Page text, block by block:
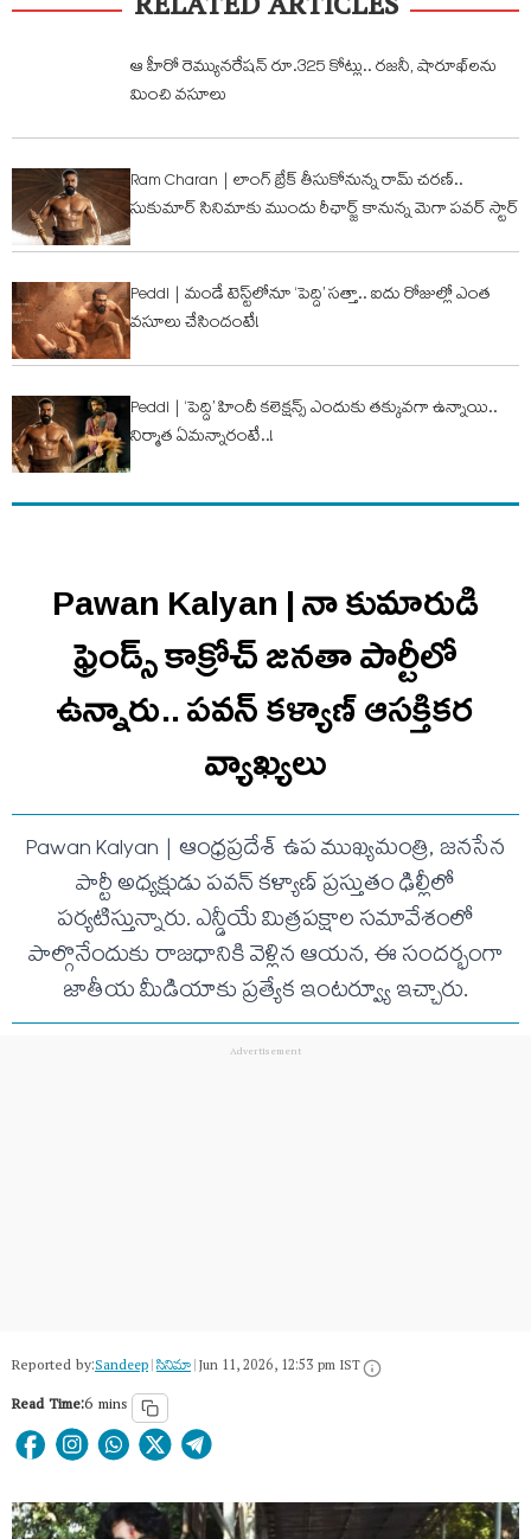
ఆ హీరో రెమ్యునరేషన్ రూ.325 కోట్లు.. రజనీ, షారూఖ్‌లను
మించి వసూలు
Ram Charan | లాంగ్ బ్రేక్ తీసుకోనున్న రామ్ చ‌ర‌ణ్‌..
సుకుమార్ సినిమాకు ముందు రీఛార్జ్ కానున్న మెగా పవర్ స్టార్
Peddi | మండే టెస్ట్‌లోనూ ‘పెద్ది’ సత్తా.. ఐదు రోజుల్లో ఎంత
వ‌సూలు చేసిందంటే!
Peddi | ‘పెద్ది’ హిందీ కలెక్షన్స్ ఎందుకు త‌క్కువ‌గా ఉన్నాయి..
నిర్మాత ఏమ‌న్నారంటే..!
Pawan Kalyan | నా కుమారుడి
ఫ్రెండ్స్ కాక్రోచ్ జనతా పార్టీలో
ఉన్నారు.. ప‌వ‌న్ క‌ళ్యాణ్ ఆసక్తిక‌ర
వ్యాఖ్య‌లు
Pawan Kalyan | ఆంధ్రప్రదేశ్ ఉప ముఖ్యమంత్రి, జనసేన
పార్టీ అధ్యక్షుడు పవన్ కళ్యాణ్ ప్రస్తుతం ఢిల్లీలో
పర్యటిస్తున్నారు. ఎన్డీయే మిత్రపక్షాల సమావేశంలో
పాల్గొనేందుకు రాజధానికి వెళ్లిన ఆయన, ఈ సందర్భంగా
జాతీయ మీడియాకు ప్రత్యేక ఇంటర్వ్యూ ఇచ్చారు.
Reported by:Sandeep|సినిమా|Jun 11, 2026, 12:53 pm IST
Read Time:6 mins